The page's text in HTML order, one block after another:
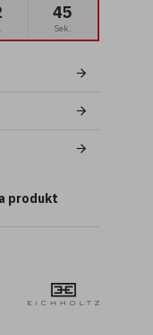
produkt
43
Sek.